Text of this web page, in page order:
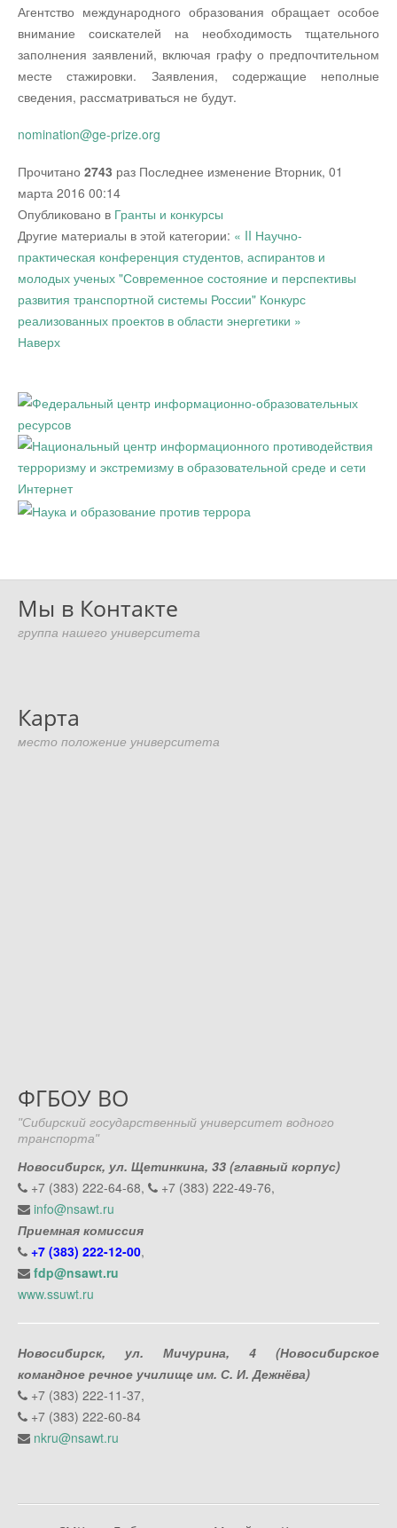
Агентство международного образования обращает особое
внимание соискателей на необходимость тщательного
заполнения заявлений, включая графу о предпочтительном
месте стажировки. Заявления, содержащие неполные
сведения, рассматриваться не будут.
nomination@ge-prize.org
Прочитано 2743 раз Последнее изменение Вторник, 01
марта 2016 00:14
Опубликовано в Гранты и конкурсы
Другие материалы в этой категории: « II Научно-
практическая конференция студентов, аспирантов и
молодых ученых "Современное состояние и перспективы
развития транспортной системы России" Конкурс
реализованных проектов в области энергетики »
Наверх
Мы в Контакте
группа нашего университета
Карта
место положение университета
ФГБОУ ВО
"Сибирский государственный университет водного
транспорта"
Новосибирск, ул. Щетинкина, 33 (главный корпус)
+7 (383) 222-64-68,
+7 (383) 222-49-76,
info@nsawt.ru
Приемная комиссия
+7 (383) 222-12-00,
fdp@nsawt.ru
www.ssuwt.ru
Новосибирск, ул. Мичурина, 4 (Новосибирское
командное речное училище им. С. И. Дежнёва)
+7 (383) 222-11-37,
+7 (383) 222-60-84
nkru@nsawt.ru